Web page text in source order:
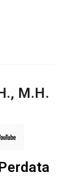
M.H.